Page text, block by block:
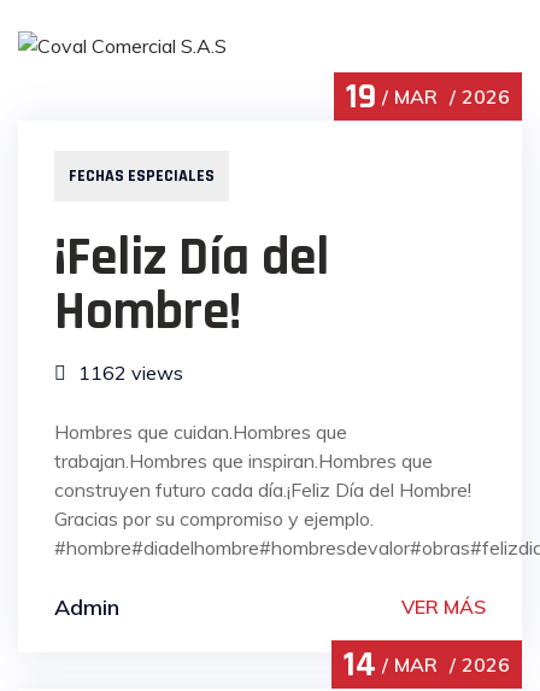
FECHAS ESPECIALES
19 MAR 2026
¡Feliz Día del
Hombre!
1162 views
Hombres que cuidan.Hombres que
trabajan.Hombres que inspiran.Hombres que
construyen futuro cada día.¡Feliz Día del Hombre!
Gracias por su compromiso y ejemplo.
Admin VER MÁS
14 MAR 2026